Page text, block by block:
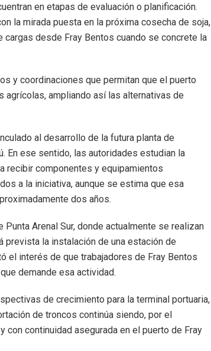
en etapas de evaluación o planificación.
la mirada puesta en la próxima cosecha de soja,
desde Fray Bentos cuando se concrete la
y coordinaciones que permitan que el puerto
ampliando así las alternativas de
al desarrollo de la futura planta de
En ese sentido, las autoridades estudian la
recibir componentes y equipamientos
a la iniciativa, aunque se estima que esa
dos años.
Arenal Sur, donde actualmente se realizan
la instalación de una estación de
el interés de que trabajadores de Fray Bentos
demande esa actividad.
de crecimiento para la terminal portuaria,
de troncos continúa siendo, por el
con continuidad asegurada en el puerto de Fray